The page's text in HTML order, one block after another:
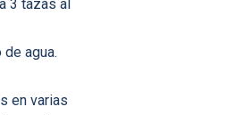
3 tazas al
agua.
en varias